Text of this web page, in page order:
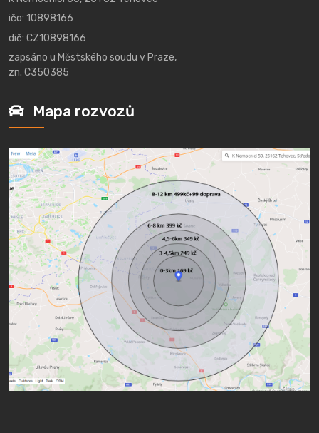
ičo: 10898166
dič: CZ10898166
zapsáno u Městského soudu v Praze,
zn. C350385
Mapa rozvozů